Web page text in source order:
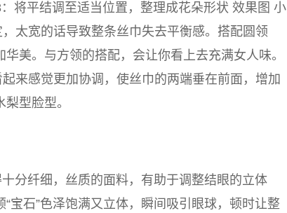
将平结调至适当位置，整理成花朵形状 效果图 小
太宽的话导致整条丝巾失去平衡感。搭配圆领
美。与方领的搭配，会让你看上去充满女人味。
来感觉更加协调，使丝巾的两端垂在前面，增加
型脸型。
分纤细，丝质的面料，有助于调整结眼的立体
宝石”色泽饱满又立体，瞬间吸引眼球，顿时让整